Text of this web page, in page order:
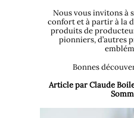
Nous vous invitons à
confort et à partir à la
produits de
pionniers, d’autres
Bonnes
Article par Claude